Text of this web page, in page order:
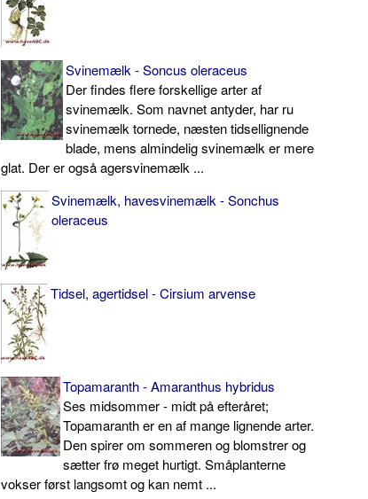
Svinemælk - Soncus oleraceus
Der findes flere forskellige arter af
svinemælk. Som navnet antyder, har ru
svinemælk tornede, næsten tidsellignende
blade, mens almindelig svinemælk er mere
glat. Der er også agersvinemælk ...
Svinemælk, havesvinemælk - Sonchus
oleraceus
Tidsel, agertidsel - Cirsium arvense
Topamaranth - Amaranthus hybridus
Ses midsommer - midt på efteråret;
Topamaranth er en af mange lignende arter.
Den spirer om sommeren og blomstrer og
sætter frø meget hurtigt. Småplanterne
vokser først langsomt og kan nemt ...